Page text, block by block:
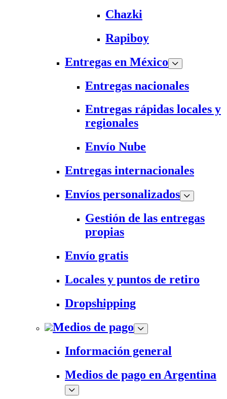
Chazki
Rapiboy
Entregas en México
Entregas nacionales
Entregas rápidas locales y
regionales
Envío Nube
Entregas internacionales
Envíos personalizados
Gestión de las entregas
propias
Envío gratis
Locales y puntos de retiro
Dropshipping
Medios de pago
Información general
Medios de pago en Argentina